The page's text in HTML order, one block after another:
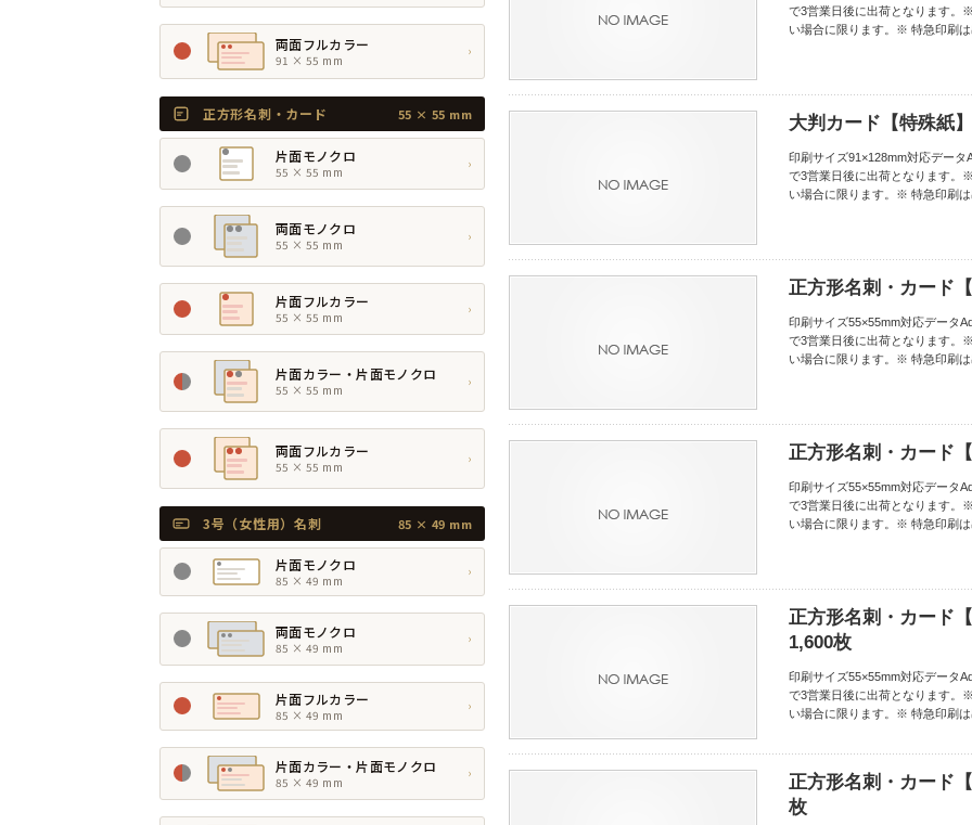
で3営業日後に出荷となります。
い場合に限ります。※ 特急印刷
大判カード【特殊紙
印刷サイズ91×128mm対応デー
で3営業日後に出荷となります。
い場合に限ります。※ 特急印刷
正方形名刺・カード
印刷サイズ55×55mm対応データ
で3営業日後に出荷となります。
い場合に限ります。※ 特急印刷
正方形名刺・カード
印刷サイズ55×55mm対応データ
で3営業日後に出荷となります。
い場合に限ります。※ 特急印刷
正方形名刺・カード
1,600枚
印刷サイズ55×55mm対応データ
で3営業日後に出荷となります。
い場合に限ります。※ 特急印刷
正方形名刺・カード
枚
両面フルカラー
91 × 55 mm
›
正方形名刺・カード 55 × 55 mm
片面モノクロ
55 × 55 mm
›
両面モノクロ
55 × 55 mm
›
片面フルカラー
55 × 55 mm
›
片面カラー・片面モノクロ
55 × 55 mm
›
両面フルカラー
55 × 55 mm
›
3号（女性用）名刺 85 × 49 mm
片面モノクロ
85 × 49 mm
›
両面モノクロ
85 × 49 mm
›
片面フルカラー
85 × 49 mm
›
片面カラー・片面モノクロ
85 × 49 mm
›